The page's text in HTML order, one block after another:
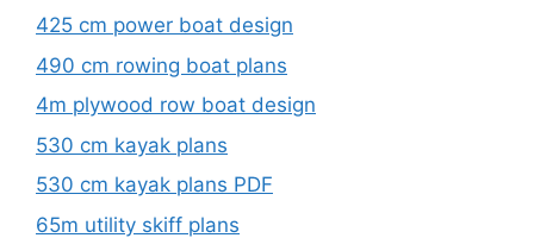
425 cm power boat design
490 cm rowing boat plans
4m plywood row boat design
530 cm kayak plans
530 cm kayak plans PDF
65m utility skiff plans